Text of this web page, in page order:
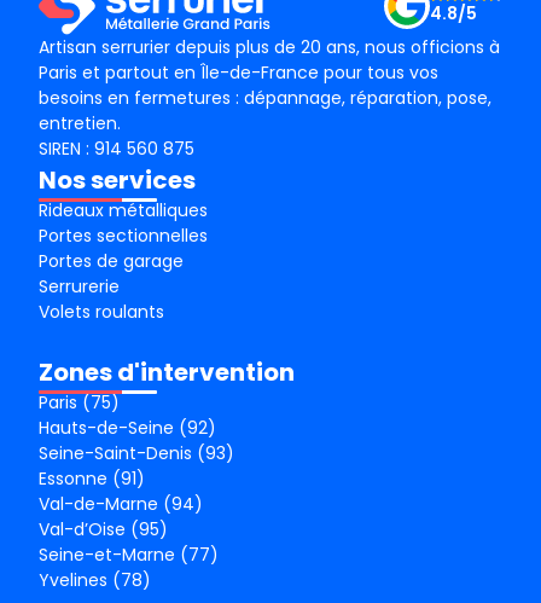
Artisan serrurier depuis plus de 20 ans, nous officions à
Paris et partout en Île-de-France pour tous vos
besoins en fermetures : dépannage, réparation, pose,
entretien.
4.8/5
SIREN : 914 560 875
Nos services
Rideaux métalliques
Portes sectionnelles
Portes de garage
Serrurerie
Volets roulants
Zones d'intervention
Paris (75)
Hauts-de-Seine (92)
Seine-Saint-Denis (93)
Essonne (91)
Val-de-Marne (94)
Val-d’Oise (95)
Seine-et-Marne (77)
Yvelines (78)